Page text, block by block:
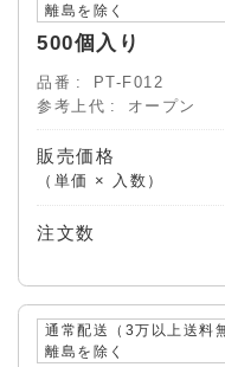
離島を除く
500個入り
品番
PT-F012
参考上代
オープン
販売価格
（単価 × 入数）
注文数
通常配送（3万以上送料
離島を除く